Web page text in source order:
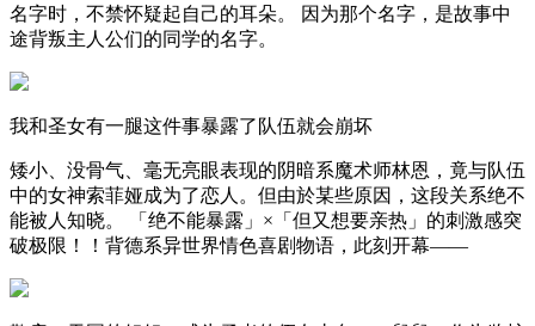
名字时，不禁怀疑起自己的耳朵。 因为那个名字，是故事中
途背叛主人公们的同学的名字。
我和圣女有一腿这件事暴露了队伍就会崩坏
矮小、没骨气、毫无亮眼表现的阴暗系魔术师林恩，竟与队伍
中的女神索菲娅成为了恋人。但由於某些原因，这段关系绝不
能被人知晓。 「绝不能暴露」×「但又想要亲热」的刺激感突
破极限！！背德系异世界情色喜剧物语，此刻开幕——